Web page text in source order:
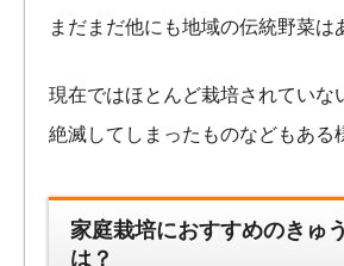
まだまだ他にも地域の伝統野菜は
現在ではほとんど栽培されていな
絶滅してしまったものなどもある
家庭栽培におすすめのきゅ
は？